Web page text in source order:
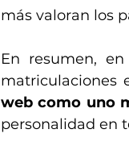
más valoran los
En resumen,
matriculaciones
web como uno
personalidad en